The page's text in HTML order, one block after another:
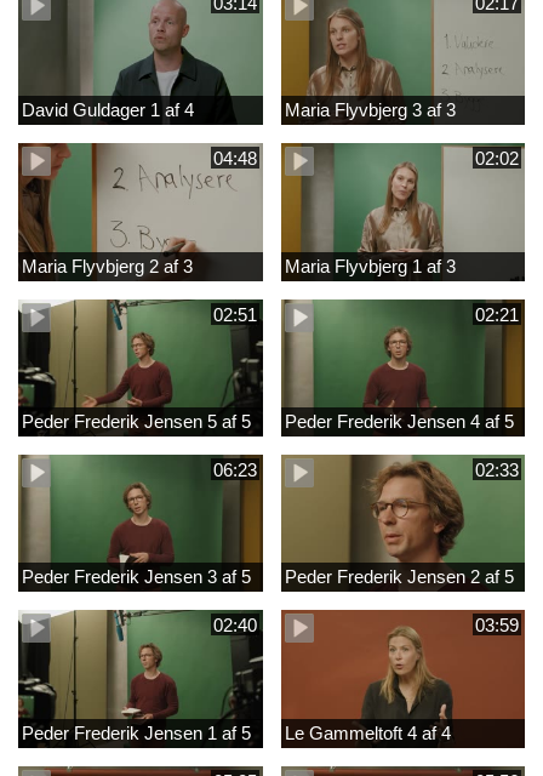
David Guldager 1 af 4 Maria Flyvbjerg 3 af 3
04:48
Maria Flyvbjerg 2 af 3
02:02
Maria Flyvbjerg 1 af 3
02:51
Peder Frederik Jensen 5 af 5
02:21
Peder Frederik Jensen 4 af 5
06:23
Peder Frederik Jensen 3 af 5
02:33
Peder Frederik Jensen 2 af 5
02:40
Peder Frederik Jensen 1 af 5
03:59
Le Gammeltoft 4 af 4